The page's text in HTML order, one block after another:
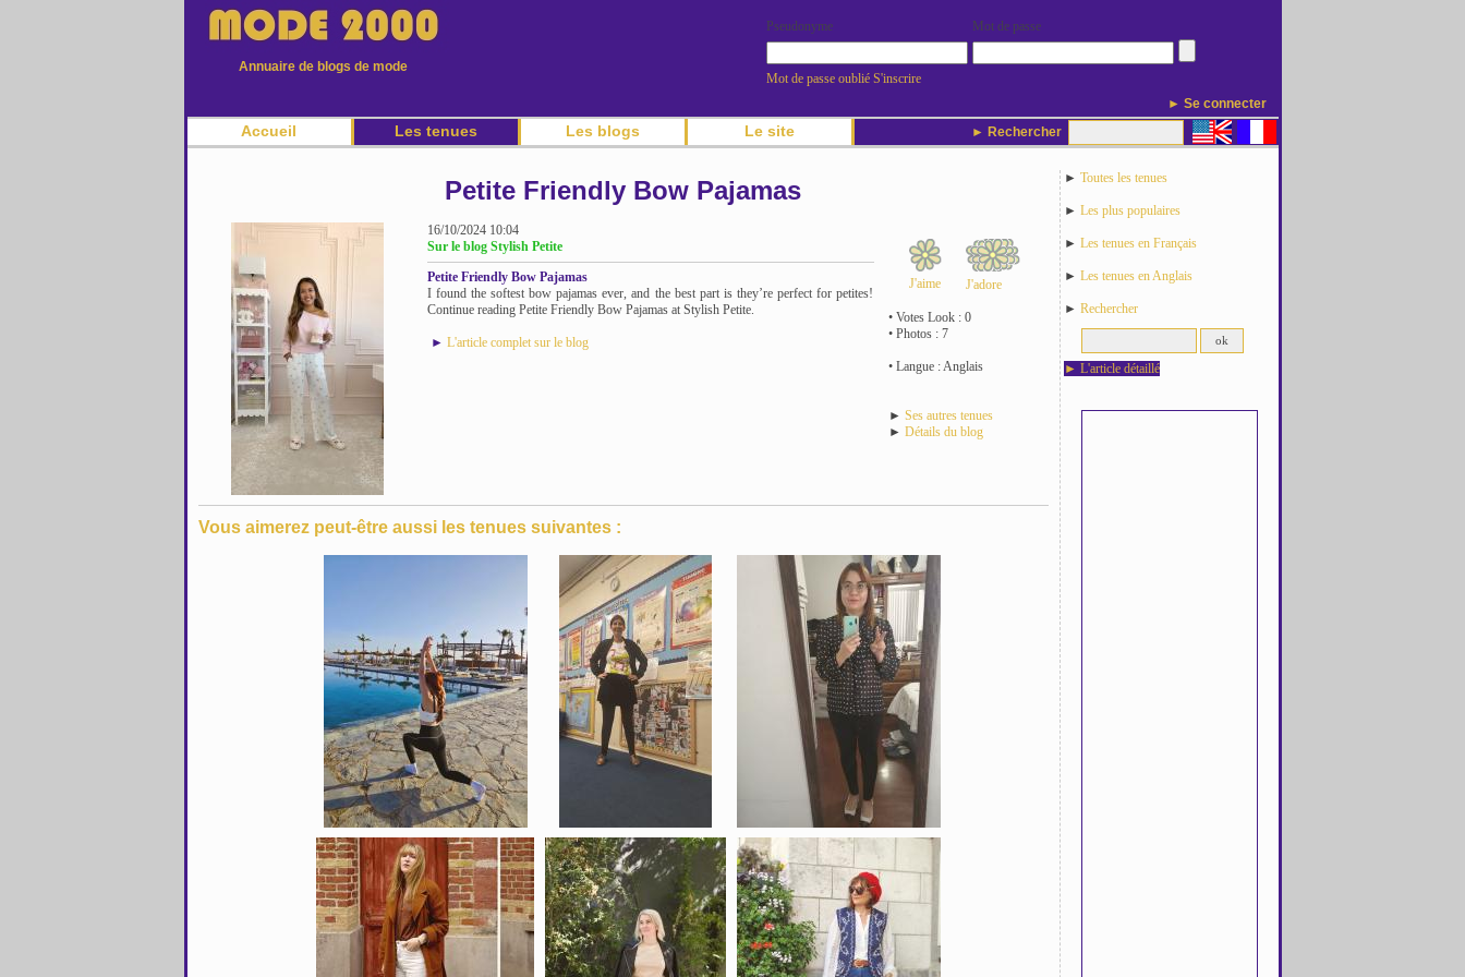
Annuaire de blogs de mode
Pseudonyme Mot de passe
Mot de passe oublié S'inscrire
► Se connecter
► Rechercher
Accueil Les tenues Les blogs Le site
Petite Friendly Bow Pajamas
16/10/2024 10:04
Sur le blog Stylish Petite
Petite Friendly Bow Pajamas
I found the softest bow pajamas ever, and the best part is they’re perfect for petites!
Continue reading Petite Friendly Bow Pajamas at Stylish Petite.
► L'article complet sur le blog
J'aime J'adore
• Votes Look : 0
• Photos : 7
• Langue : Anglais
► Ses autres tenues
► Détails du blog
Vous aimerez peut-être aussi les tenues suivantes :
► Toutes les tenues
► Les plus populaires
► Les tenues en Français
► Les tenues en Anglais
► Rechercher
► L'article détaillé